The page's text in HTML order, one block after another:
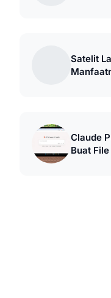
Satelit
Claude
Buat